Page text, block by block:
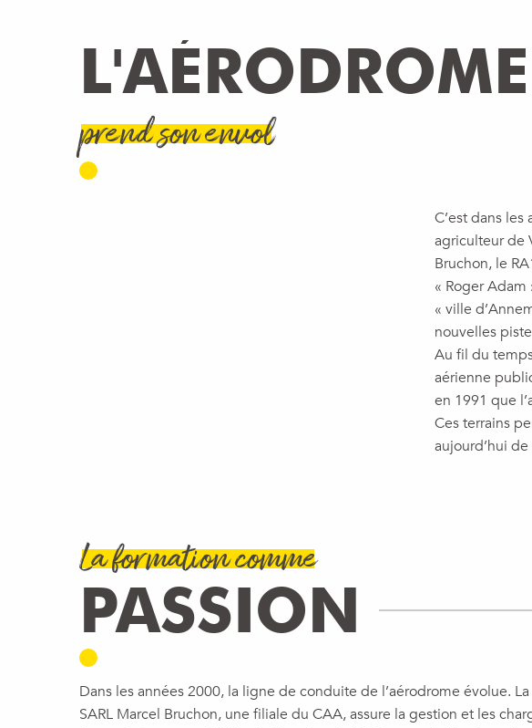
L'AÉRODROME
prend son envol
C’est dans
agriculteur de
Bruchon, le
« Roger
« ville
nouvelles
Au fil du
aérienne
en 1991 que
Ces terrains
aujourd’hui
La formation comme
PASSION
Dans les années 2000, la ligne de conduite de l’aérodrome évolue.
SARL Marcel Bruchon, une filiale du CAA, assure la gestion et les